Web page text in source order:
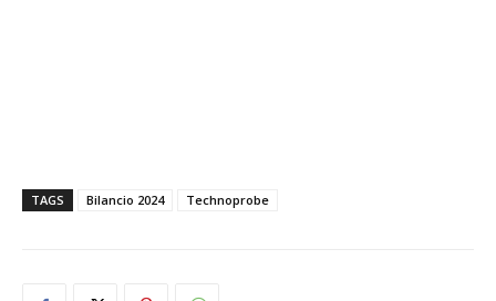
TAGS Bilancio 2024 Technoprobe